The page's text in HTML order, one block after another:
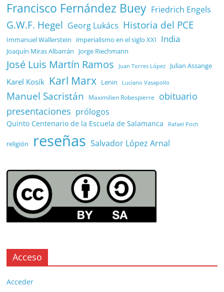
Francisco Fernández Buey Friedrich Engels
G.W.F. Hegel Georg Lukács Historia del PCE
Immanuel Wallerstein imperialismo en el siglo XXI India
Joaquín Miras Albarrán Jorge Riechmann
José Luis Martín Ramos Juan Torres López Julian Assange
Karel Kosík Karl Marx Lenin Luciano Vasapollo
Manuel Sacristán Maximilien Robespierre
obituario
presentaciones prólogos
Quinto Centenario de la Escuela de Salamanca Rafael Poch
religión reseñas Salvador López Arnal
Acceso
Acceder